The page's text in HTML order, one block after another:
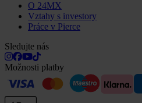
O 24MX
Vztahy s investory
Práce v Pierce
Sledujte nás
Možnosti platby